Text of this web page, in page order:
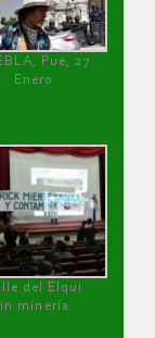
Pue, 27
Enero
del Elqui
minería.